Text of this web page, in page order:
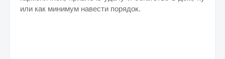
или как минимум навести порядок.